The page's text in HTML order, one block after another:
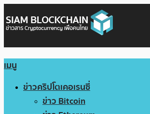
เมนู
ข่าวคริปโตเคอเรนซี่
ข่าว Bitcoin